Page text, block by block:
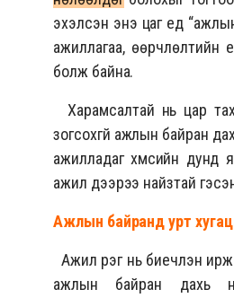
эхэлсэн энэ цаг үед
ажиллагаа, өөрчлөлтийн
болж байна.
Харамсалтай нь цар
зогсохгүй ажлын байран
ажилладаг хүмүүсийн
ажил дээрээ найзтай
Ажлын байранд урт
Ажил үүрэг нь биечлэн
ажлын байран дахь